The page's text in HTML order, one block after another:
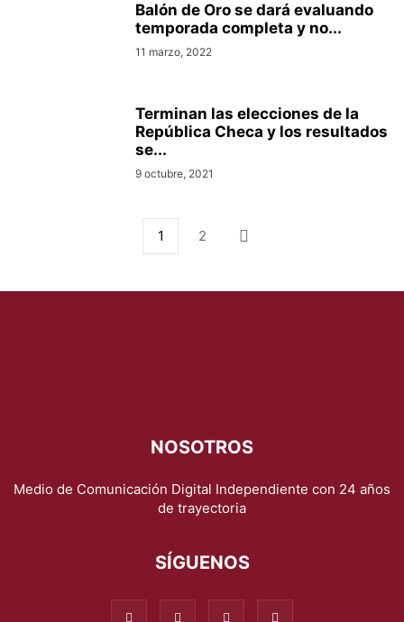
Balón de Oro se dará evaluando
temporada completa y no...
11 marzo, 2022
Terminan las elecciones de la
República Checa y los resultados
se...
9 octubre, 2021
1 2
NOSOTROS
Medio de Comunicación Digital Independiente con 24 años
de trayectoria
SÍGUENOS